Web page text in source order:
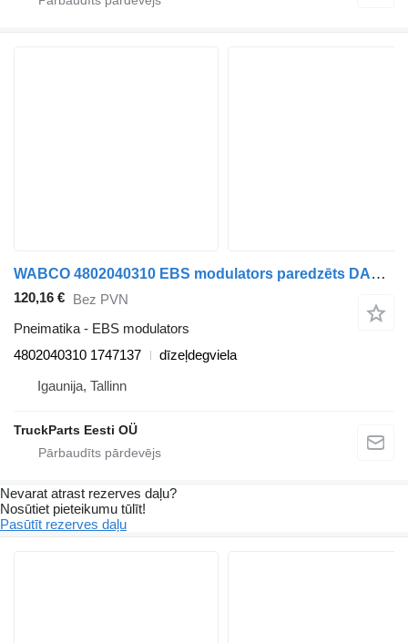
WABCO 4802040310 EBS modulators paredzēts DAF XF106 (2014-) vilcēja
120,16 € Bez PVN
Pneimatika - EBS modulators
4802040310 1747137
dīzeļdegviela
Igaunija, Tallinn
TruckParts Eesti OÜ
Nevarat atrast rezerves daļu?
Nosūtiet pieteikumu tūlīt!
Pasūtīt rezerves daļu